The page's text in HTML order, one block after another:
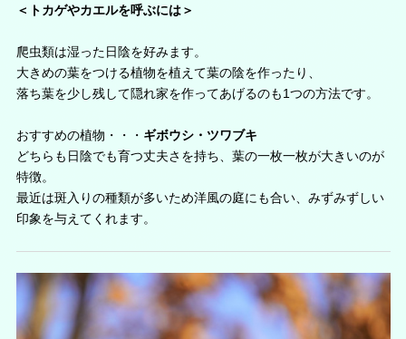
＜トカゲやカエルを呼ぶには＞
爬虫類は湿った日陰を好みます。
大きめの葉をつける植物を植えて葉の陰を作ったり、
落ち葉を少し残して隠れ家を作ってあげるのも1つの方法です。
おすすめの植物・・・ ギボウシ・ツワブキ
どちらも日陰でも育つ丈夫さを持ち、葉の一枚一枚が大きいのが
特徴。
最近は斑入りの種類が多いため洋風の庭にも合い、みずみずしい
印象を与えてくれます。